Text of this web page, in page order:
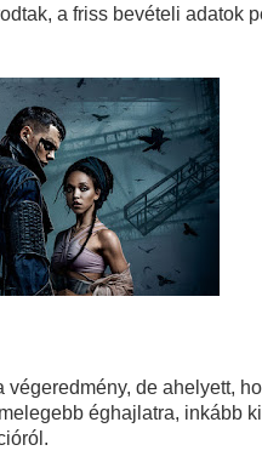
mi lenne, ha a Netflix
történet, amit csak néhány
utolsó évadabán a Hopper-
legnagyobb
véget – Sheridanék óvatos
akit a Prime‑idősík soha
a friss bevételi adatok
de ahelyett,
éghajlatra, inkább